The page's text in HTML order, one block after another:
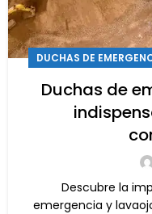
DUCHAS DE
Duchas de
Descubre la
emergencia y